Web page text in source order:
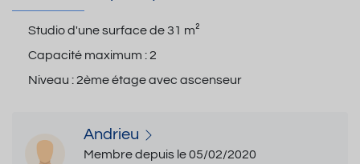
Studio d'une surface de31 m²
Capacité maximum :2
Niveau :2ème étage avec ascenseur
Andrieu
Membre depuis le 05/02/2020